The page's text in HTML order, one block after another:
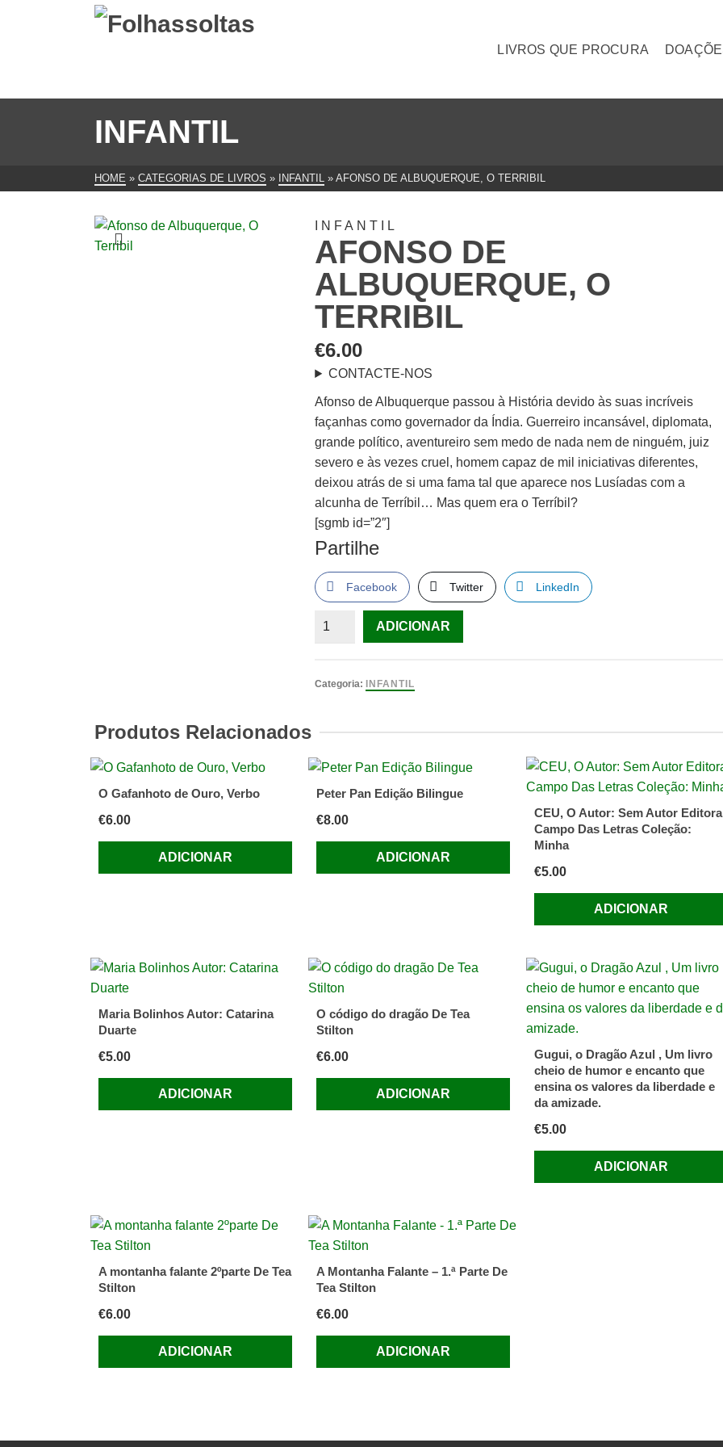
LIVROS QUE PROCURA
INFANTIL
HOME » CATEGORIAS DE LIVROS » INFANTIL » AFONSO DE ALBUQUERQUE, O TERRIBIL
INFANTIL
AFONSO DE
ALBUQUERQUE, O
TERRIBIL
€6.00
CONTACTE-NOS
Afonso de Albuquerque passou à História devido às suas incríveis
façanhas como governador da Índia. Guerreiro incansável, diplomata,
grande político, aventureiro sem medo de nada nem de ninguém, juiz
severo e às vezes cruel, homem capaz de mil iniciativas diferentes,
deixou atrás de si uma fama tal que aparece nos Lusíadas com a
alcunha de Terríbil… Mas quem era o Terríbil?
[sgmb id=”2″]
Partilhe
Facebook Twitter LinkedIn
Quantidade
de
ADICIONAR
Categoria: INFANTIL
Produtos Relacionados
O Gafanhoto de Ouro, Verbo
€6.00
ADICIONAR
Peter Pan Edição Bilingue
€8.00
ADICIONAR
CEU, O Autor: Sem Autor
Campo Das Letras Coleção:
Minha
€5.00
ADICIONAR
Maria Bolinhos Autor: Catarina
Duarte
€5.00
ADICIONAR
O código do dragão De Tea
Stilton
€6.00
ADICIONAR
Gugui, o Dragão Azul , Um livro
cheio de humor e encanto que
ensina os valores da liberdade e
da amizade.
€5.00
ADICIONAR
A montanha falante 2ºparte De Tea
Stilton
€6.00
ADICIONAR
A Montanha Falante – 1.ª Parte De
Tea Stilton
€6.00
ADICIONAR